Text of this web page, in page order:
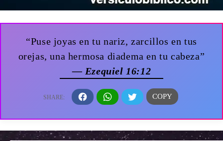
“Puse joyas en tu nariz, zarcillos en tus
orejas, una hermosa diadema en tu cabeza”
— Ezequiel 16:12